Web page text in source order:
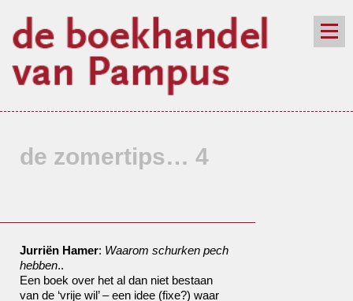
de zomertips… 4
Jurriën Hamer: Waarom schurken pech
hebben..
Een boek over het al dan niet bestaan
van de ‘vrije wil’ – een idee (fixe?) waar